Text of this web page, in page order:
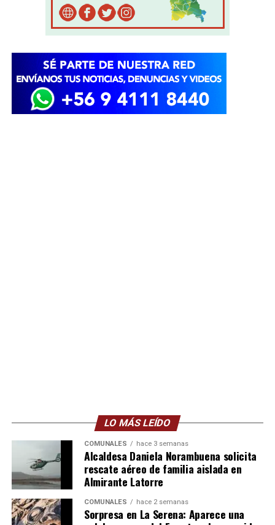
LO MÁS LEÍDO
COMUNALES hace 3 semanas
Alcaldesa Daniela Norambuena solicita
rescate aéreo de familia aislada en
Almirante Latorre
COMUNALES hace 2 semanas
Sorpresa en La Serena: Aparece una